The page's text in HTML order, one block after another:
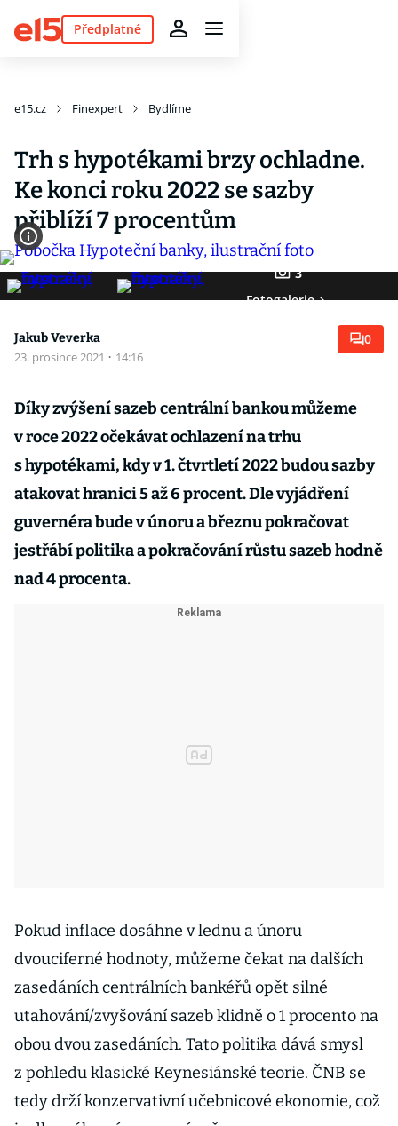
Předplatné
e15.cz Finexpert Bydlíme
Trh s hypotékami brzy ochladne.
Ke konci roku 2022 se sazby
přiblíží 7 procentům
3
Fotogalerie
Jakub Veverka
23. prosince 2021 · 14:16
0
Díky zvýšení sazeb centrální bankou můžeme
v roce 2022 očekávat ochlazení na trhu
s hypotékami, kdy v 1. čtvrtletí 2022 budou sazby
atakovat hranici 5 až 6 procent. Dle vyjádření
guvernéra bude v únoru a březnu pokračovat
jestřábí politika a pokračování růstu sazeb hodně
nad 4 procenta.
Pokud inflace dosáhne v lednu a únoru
dvouciferné hodnoty, můžeme čekat na dalších
zasedáních centrálních bankéřů opět silné
utahování/zvyšování sazeb klidně o 1 procento na
obou dvou zasedáních. Tato politika dává smysl
z pohledu klasické Keynesiánské teorie. ČNB se
tedy drží konzervativní učebnicové ekonomie, což